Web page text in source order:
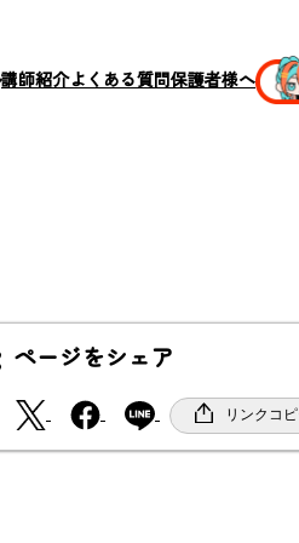
講師紹介よくある質問保護者様へ
ページをシェア
a
c
リンクコ